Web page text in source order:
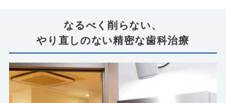
なるべく削らない、
やり直しのない精密な歯科治療